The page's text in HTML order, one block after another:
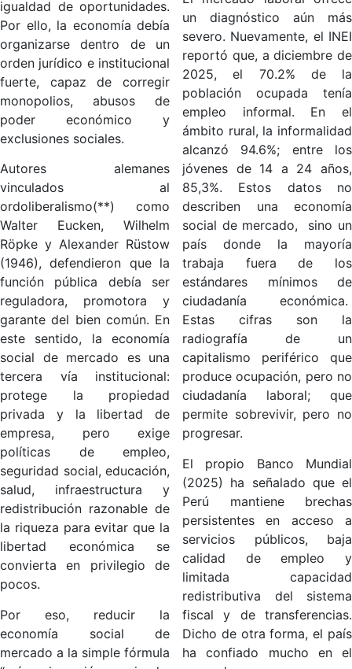
igualdad de oportunidades.
Por ello, la economía debía
organizarse dentro de un
orden jurídico e institucional
fuerte, capaz de corregir
monopolios, abusos de
poder económico y
exclusiones sociales.
Autores alemanes
vinculados al
ordoliberalismo(**) como
Walter Eucken, Wilhelm
Röpke y Alexander Rüstow
(1946), defendieron que la
función pública debía ser
reguladora, promotora y
garante del bien común. En
este sentido, la economía
social de mercado es una
tercera vía institucional:
protege la propiedad
privada y la libertad de
empresa, pero exige
políticas de empleo,
seguridad social, educación,
salud, infraestructura y
redistribución razonable de
la riqueza para evitar que la
libertad económica se
convierta en privilegio de
pocos.
Por eso, reducir la
economía social de
mercado a la simple fórmula
un diagnóstico aún más
severo. Nuevamente, el INEI
reportó que, a diciembre de
2025, el 70.2% de la
población ocupada tenía
empleo informal. En el
ámbito rural, la informalidad
alcanzó 94.6%; entre los
jóvenes de 14 a 24 años,
85,3%. Estos datos no
describen una economía
social de mercado, sino un
país donde la mayoría
trabaja fuera de los
estándares mínimos de
ciudadanía económica.
Estas cifras son la
radiografía de un
capitalismo periférico que
produce ocupación, pero no
ciudadanía laboral; que
permite sobrevivir, pero no
progresar.
El propio Banco Mundial
(2025) ha señalado que el
Perú mantiene brechas
persistentes en acceso a
servicios públicos, baja
calidad de empleo y
limitada capacidad
redistributiva del sistema
fiscal y de transferencias.
Dicho de otra forma, el país
ha confiado mucho en el